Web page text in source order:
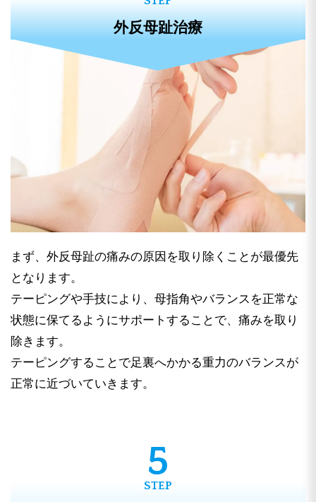
外反母趾治療
まず、外反母趾の痛みの原因を取り除くことが最優先
となります。
テーピングや手技により、母指角やバランスを正常な
状態に保てるようにサポートすることで、痛みを取り
除きます。
テーピングすることで足裏へかかる重力のバランスが
正常に近づいていきます。